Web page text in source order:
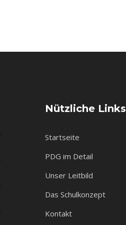
Nützliche Links
Startseite
PDG im Detail
Unser Leitbild
Das Schulkonzept
Kontakt